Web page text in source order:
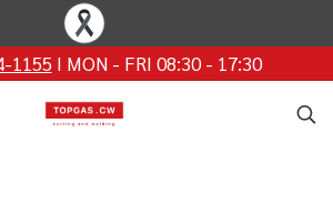
1155I MON - FRI 08:30 - 17:30